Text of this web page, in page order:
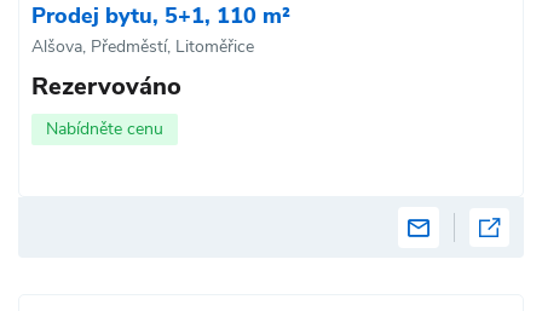
Prodej bytu, 5+1, 110 m²
Alšova, Předměstí, Litoměřice
Rezervováno
Nabídněte cenu